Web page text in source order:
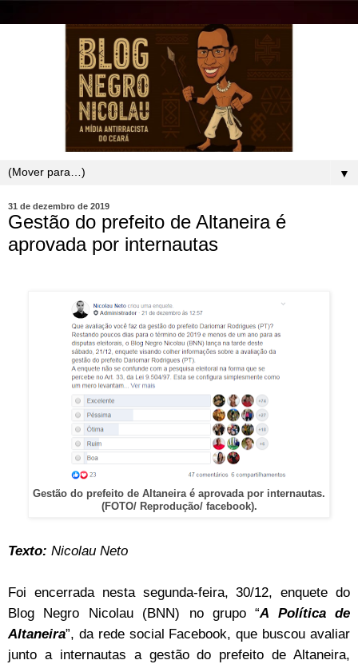
▼
31 de dezembro de 2019
Gestão do prefeito de Altaneira é
aprovada por internautas
Gestão do prefeito de Altaneira é aprovada por internautas.
(FOTO/ Reprodução/ facebook).
Texto: Nicolau Neto
Foi encerrada nesta segunda-feira, 30/12, enquete do
Blog Negro Nicolau (BNN) no grupo “A Política de
Altaneira”, da rede social Facebook, que buscou avaliar
junto a internautas a gestão do prefeito de Altaneira,